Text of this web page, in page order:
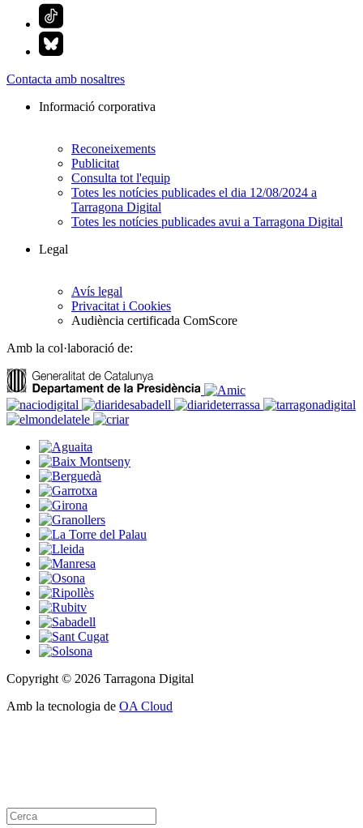
Contacta amb nosaltres
Informació corporativa
Reconeixements
Publicitat
Consulta tot l'equip
Totes les notícies publicades el dia 12/08/2024 a
Tarragona Digital
Totes les notícies publicades avui a Tarragona Digital
Legal
Avís legal
Privacitat i Cookies
Audiència certificada ComScore
Amb la col·laboració de:
Copyright © 2026 Tarragona Digital
Amb la tecnologia de OA Cloud